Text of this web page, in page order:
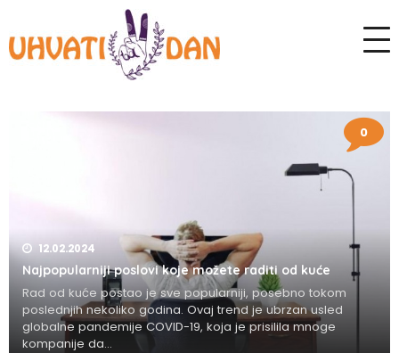
0
12.02.2024
Najpopularniji poslovi koje možete raditi od kuće
Rad od kuće postao je sve popularniji, posebno tokom
poslednjih nekoliko godina. Ovaj trend je ubrzan usled
globalne pandemije COVID-19, koja je prisilila mnoge
kompanije da...